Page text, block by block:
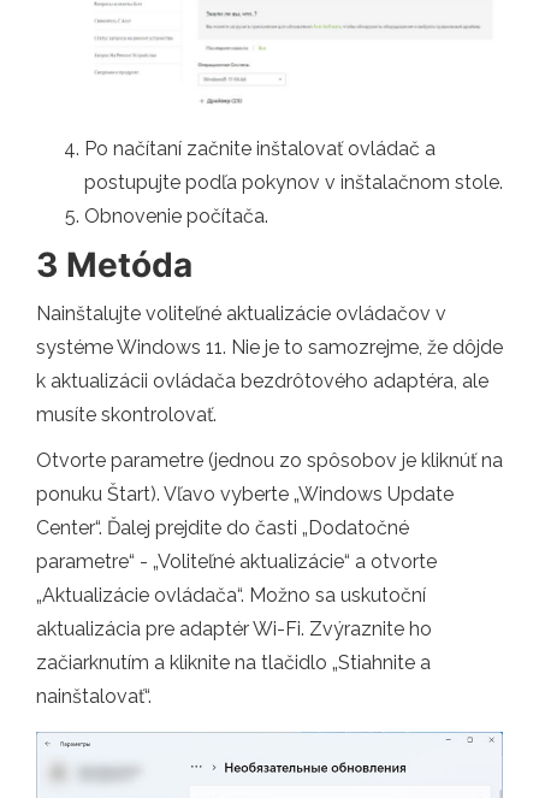
Po načítaní začnite inštalovať ovládač a
postupujte podľa pokynov v inštalačnom stole.
Obnovenie počítača.
3 Metóda
Nainštalujte voliteľné aktualizácie ovládačov v
systéme Windows 11. Nie je to samozrejme, že dôjde
k aktualizácii ovládača bezdrôtového adaptéra, ale
musíte skontrolovať.
Otvorte parametre (jednou zo spôsobov je kliknúť na
ponuku Štart). Vľavo vyberte „Windows Update
Center“. Ďalej prejdite do časti „Dodatočné
parametre“ - „Voliteľné aktualizácie“ a otvorte
„Aktualizácie ovládača“. Možno sa uskutoční
aktualizácia pre adaptér Wi-Fi. Zvýraznite ho
začiarknutím a kliknite na tlačidlo „Stiahnite a
nainštalovať“.